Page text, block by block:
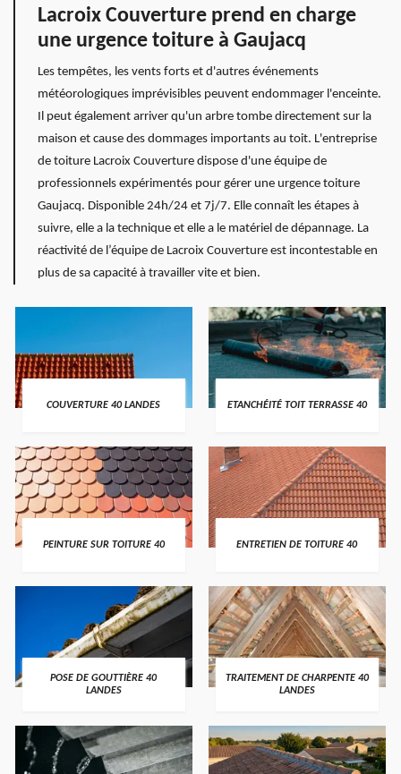
Lacroix Couverture prend en charge
une urgence toiture à Gaujacq
Les tempêtes, les vents forts et d'autres événements
météorologiques imprévisibles peuvent endommager l'enceinte.
Il peut également arriver qu'un arbre tombe directement sur la
maison et cause des dommages importants au toit. L'entreprise
de toiture Lacroix Couverture dispose d'une équipe de
professionnels expérimentés pour gérer une urgence toiture
Gaujacq. Disponible 24h/24 et 7j/7. Elle connaît les étapes à
suivre, elle a la technique et elle a le matériel de dépannage. La
réactivité de l’équipe de Lacroix Couverture est incontestable en
plus de sa capacité à travailler vite et bien.
COUVERTURE 40 LANDES ETANCHÉITÉ TOIT TERRASSE 40
PEINTURE SUR TOITURE 40 ENTRETIEN DE TOITURE 40
POSE DE GOUTTIÈRE 40
LANDES
TRAITEMENT DE CHARPENTE 40
LANDES